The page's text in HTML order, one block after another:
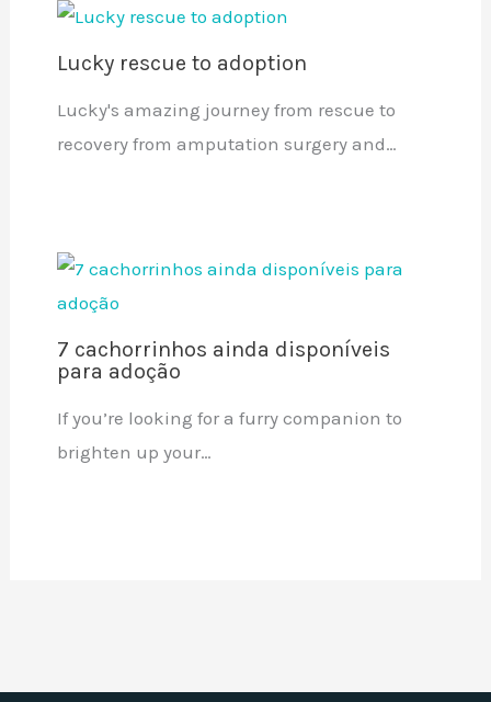
Lucky rescue to adoption
Lucky's amazing journey from rescue to
recovery from amputation surgery and…
7 cachorrinhos ainda disponíveis
para adoção
If you’re looking for a furry companion to
brighten up your…